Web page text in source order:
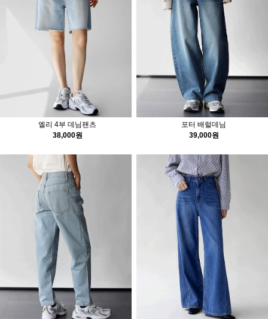
엘리 4부 데님팬츠
38,000원
포터 배럴데님
39,000원